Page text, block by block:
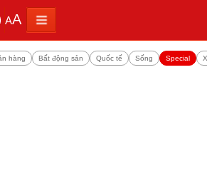
AA
hàng Bất động sản Quốc tế Sống Special